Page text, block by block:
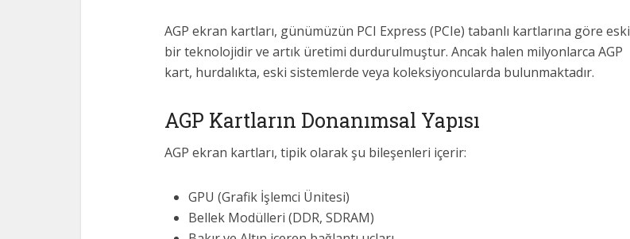
AGP ekran kartları, günümüzün PCI Express (PCIe) tabanlı kartlarına göre eski
bir teknolojidir ve artık üretimi durdurulmuştur. Ancak halen milyonlarca AGP
kart, hurdalıkta, eski sistemlerde veya koleksiyoncularda bulunmaktadır.
AGP Kartların Donanımsal Yapısı
AGP ekran kartları, tipik olarak şu bileşenleri içerir:
GPU (Grafik İşlemci Ünitesi)
Bellek Modülleri (DDR, SDRAM)